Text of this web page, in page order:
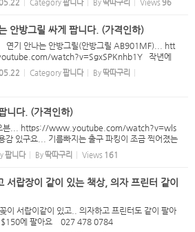
Category팝니다 By 딱따구리 Views 96
안방그릴 싸게 팝니다. (가격인하)
연기 안나는 안방그릴(안방그릴 AB901MF)... htt
watch?v=SgxSPKnhb1Y 작년에
서 5 ~ 6번 정도 사용한것 같구요... 상태는 거의 새
매가 - $249 --> $200 ( 새 필터 8개 포함 ) - 더이
Category팝니다 By 딱따구리
니다. (가격인하)
븐... https://www.youtube.com/watch?v=wls
있구요... 기름빠지는 출구 파킹이 조금 찍어졌는
다. 매매가 - $99 --> $60 (더이상 네고는 정중히
팝니다 By 딱따구리 Views 161
서랍장이 같이 있는 책상, 의자 프린터 같이
이 서랍이같이 있고.. 의자하고 프린터도 같이 팔아
$150에 팔아요 027 478 0784